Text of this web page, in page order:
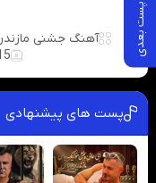
پست بعدی آهنگ جشنی
15
پست های پیشنهادی